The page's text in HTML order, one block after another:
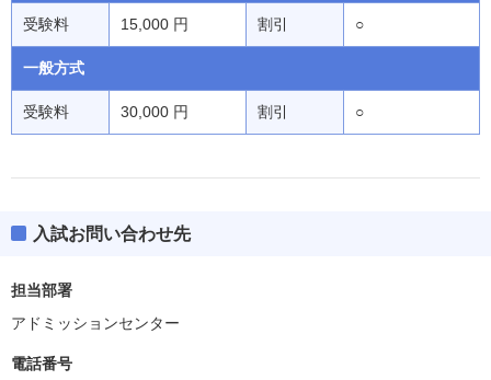
受験料 15,000 円 割引 ○
一般方式
受験料 30,000 円 割引 ○
入試お問い合わせ先
担当部署
アドミッションセンター
電話番号